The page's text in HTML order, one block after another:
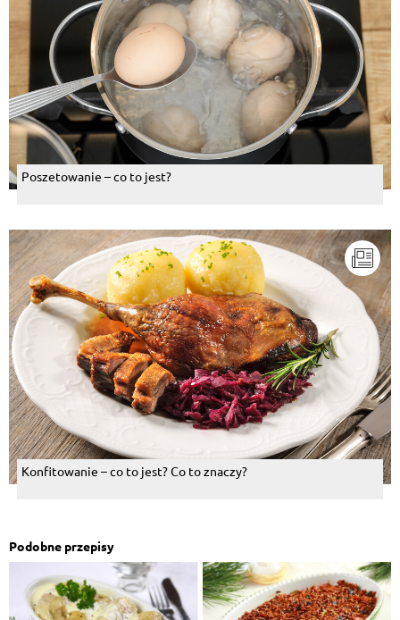
Poszetowanie – co to jest?
Konfitowanie – co to jest? Co to znaczy?
Podobne przepisy